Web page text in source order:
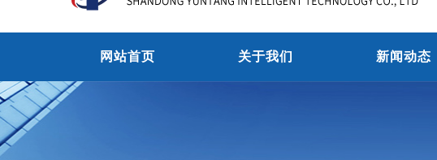
网站首页 关于我们 新闻动态